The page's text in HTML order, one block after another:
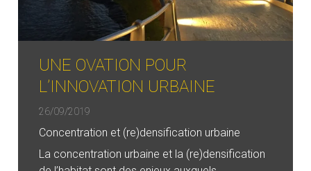
UNE OVATION POUR
L’INNOVATION URBAINE
26/09/2019
Concentration et (re)densification urbaine
La concentration urbaine et la (re)densification